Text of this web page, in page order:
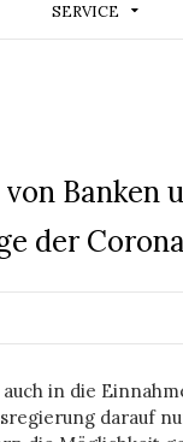
SERVICE
Banken
der
in die
darauf